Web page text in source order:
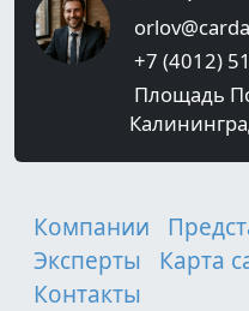
+7 (4012)
Площадь
Компании
Эксперты
Карта
Контакты